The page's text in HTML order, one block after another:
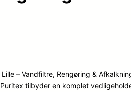
– Vandfiltre, Rengøring &
tilbyder en komplet